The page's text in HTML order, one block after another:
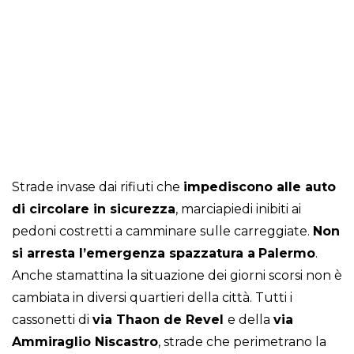
Strade invase dai rifiuti che impediscono alle auto
di circolare in sicurezza, marciapiedi inibiti ai
pedoni costretti a camminare sulle carreggiate. Non
si arresta l’emergenza spazzatura a Palermo.
Anche stamattina la situazione dei giorni scorsi non è
cambiata in diversi quartieri della città. Tutti i
cassonetti di via Thaon de Revel e della via
Ammiraglio Niscastro, strade che perimetrano la